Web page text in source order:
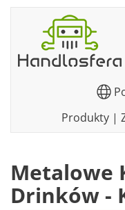
Produkty|
Metalowe
Drinków -